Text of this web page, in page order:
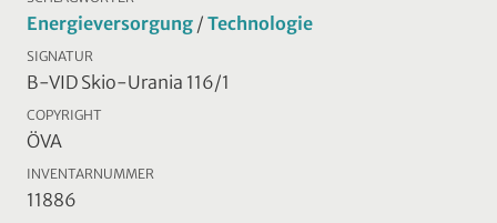
Energieversorgung / Technologie
SIGNATUR
B-VID Skio-Urania 116/1
COPYRIGHT
ÖVA
INVENTARNUMMER
11886